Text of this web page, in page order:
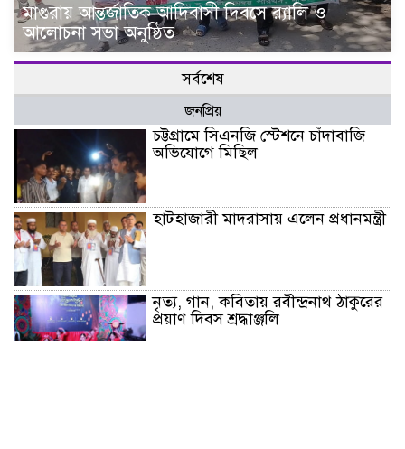
মাগুরায় আন্তর্জাতিক আদিবাসী দিবসে র‍্যালি ও
আলোচনা সভা অনুষ্ঠিত
সর্বশেষ
জনপ্রিয়
চট্টগ্রামে সিএনজি স্টেশনে চাঁদাবাজি
অভিযোগে মিছিল
হাটহাজারী মাদরাসায় এলেন প্রধানমন্ত্রী
নৃত্য, গান, কবিতায় রবীন্দ্রনাথ ঠাকুরের
প্রয়াণ দিবস শ্রদ্ধাঞ্জলি